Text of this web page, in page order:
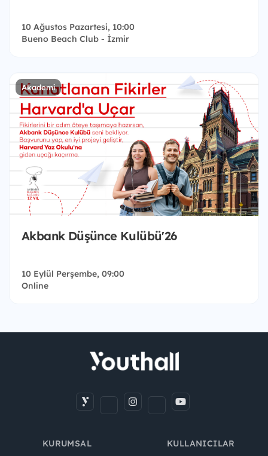
10 Ağustos Pazartesi, 10:00
Bueno Beach Club - İzmir
Akademi
Akbank Düşünce Kulübü'26
10 Eylül Perşembe, 09:00
Online
KURUMSAL KULLANICILAR